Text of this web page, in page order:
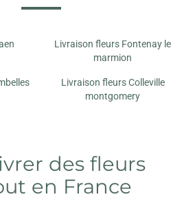
Livraison fleurs Fontenay le
marmion
Livraison fleurs Colleville
montgomery
des fleurs
en France